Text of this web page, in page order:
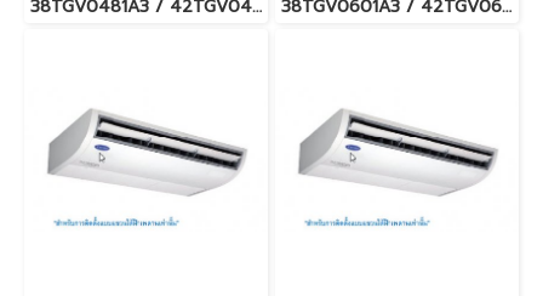
38TGV0481A3 / 42TGV0481CP แอร์แคเรียร์ รุ่นแขวนใต้ฝ้า ระบบอินเวอร์เตอร์ Carrier Under Ceiling Type Inverter น้ำยา R32 (380V./ไฟ 3 เฟส) พร้อมบริการติดตั้ง 38TGV0601A3 / 42TGV0601CP แอร์แคเรียร์ รุ่นแขวนใต้ฝ้า ระบบอินเวอร์เตอร์ Carrier Under Ceiling Type Inverter น้ำยา R32 (380V./ไฟ 3 เฟส) พร้อมบริการติดตั้ง